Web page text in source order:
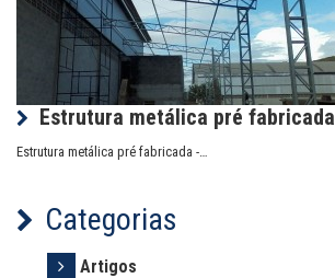
Estrutura metálica pré fabricada
Estrutura metálica pré fabricada -…
Categorias
Artigos